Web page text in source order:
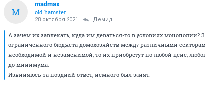
M
madmax
old hamster
28 октября 2021 Демид
А зачем их завлекать, куда им деваться-то в условиях монополии?
ограниченного бюджета домохозяйств между различными
необходимой и незаменимой, то их приобретут по любой цене,
до минимума.
Извиняюсь за поздний ответ, немного был занят.